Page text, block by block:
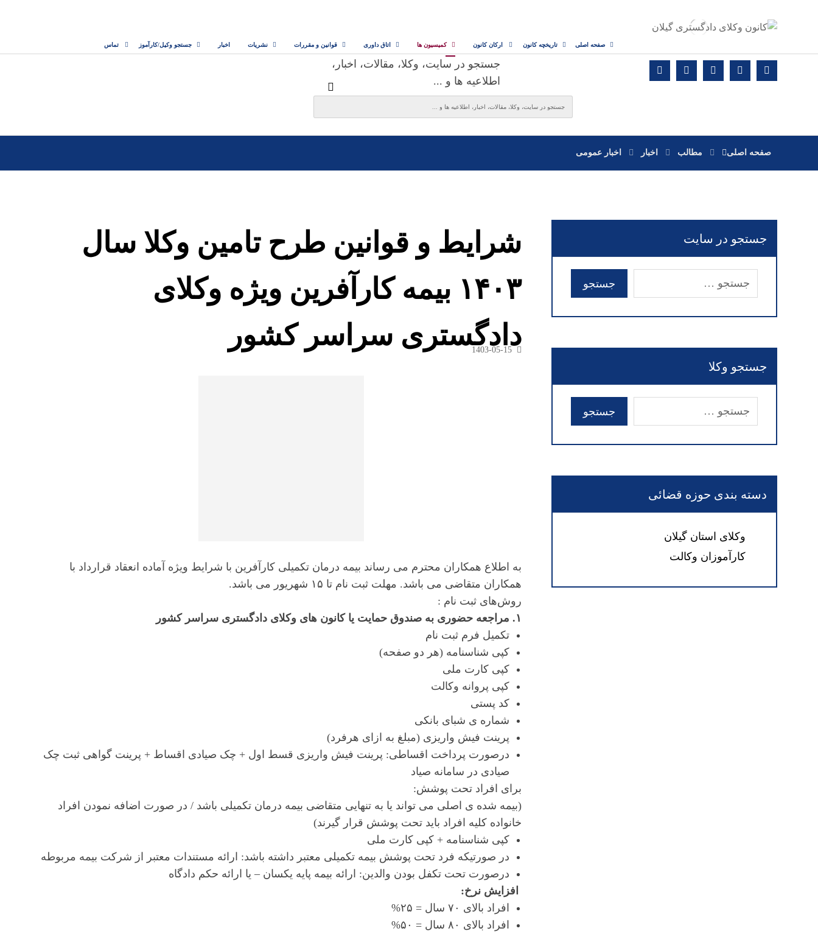
صفحه اصلی تاریخچه کانون ارکان کانون کمیسیون ها اتاق داوری قوانین و مقررات نشریات اخبار جستجو وکیل/کارآموز تماس
جستجو در سایت، وکلا، مقالات، اخبار،
اطلاعیه ها و ...
صفحه اصلی مطالب اخبار اخبار عمومی
شرایط و قوانین طرح تامین وکلا سال
۱۴۰۳ بیمه کارآفرین ویژه وکلای
دادگستری سراسر کشور
1403-05-15
به اطلاع همکاران محترم می رساند بیمه درمان تکمیلی کارآفرین با شرایط ویژه آماده انعقاد قرارداد با
همکاران متقاضی می باشد. مهلت ثبت نام تا ۱۵ شهریور می باشد.
روش‌های ثبت نام :
۱. مراجعه حضوری به صندوق حمایت یا کانون های وکلای دادگستری سراسر کشور
تکمیل فرم ثبت نام
کپی شناسنامه (هر دو صفحه)
کپی کارت ملی
کپی پروانه وکالت
کد پستی
شماره ی شبای بانکی
پرینت فیش واریزی (مبلغ به ازای هرفرد)
درصورت پرداخت اقساطی: پرینت فیش واریزی قسط اول + چک صیادی اقساط + پرینت گواهی ثبت چک
صیادی در سامانه صیاد
برای افراد تحت پوشش:
(بیمه شده ی اصلی می تواند یا به تنهایی متقاضی بیمه درمان تکمیلی باشد / در صورت اضافه نمودن افراد
خانواده کلیه افراد باید تحت پوشش قرار گیرند)
کپی شناسنامه + کپی کارت ملی
در صورتیکه فرد تحت پوشش بیمه تکمیلی معتبر داشته باشد: ارائه مستندات معتبر از شرکت بیمه مربوطه
درصورت تحت تکفل بودن والدین: ارائه بیمه پایه یکسان – یا ارائه حکم دادگاه
افزایش نرخ:
افراد بالای ۷۰ سال = ۲۵%
افراد بالای ۸۰ سال = ۵۰%
جستجو در سایت
جستجو وکلا
دسته بندی حوزه قضائی
وکلای استان گیلان
کارآموزان وکالت